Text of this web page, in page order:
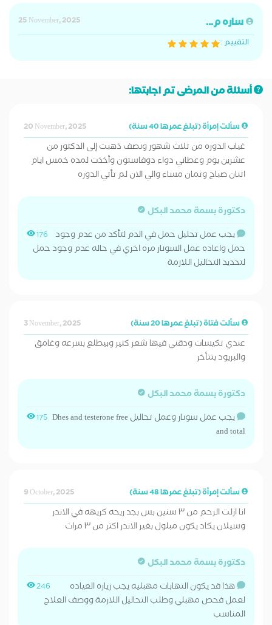
ساره م...
25 November, 2025
التقييم :
أسئلة من المرضى تم اجابتها:
سألت إمرأة (تبلغ عمرها 40 سنة) 20 November, 2025
غياب الدوره من ثلاث شهور ونصف ذهبت إلى الدكتور من
عشرين يوم وعطاني دواء دوفاستون وأخذت لمده خمس ايام
اثنان صباح وثمان مساء والي الان لم تأتي الدوره
دكتورة بسمة محمد البكل
176
يجب عمل تحليل حمل في الدم لتأكد من عدم وجود
حمل واعاده عمل السونار مره اخري في حاله عدم وجود حمل
لتحديد التحاليل اللازمة
سألت فتاة (تبلغ عمرها 20 سنة) 3 November, 2025
عندي تكيسات ودقني فيها شعر كتير وبيطلع بسرعه وغامق
والبريود بتتأخر
دكتورة بسمة محمد البكل
175 يجب عمل سونار وعمل تحاليل Dhes and testerone free
and total
سألت إمرأة (تبلغ عمرها 48 سنة) 9 October, 2025
انا ازلت الرحم من ٣ سنين بس بجد ريحه كريهه في الاندر
وسيلان يكاد يكون مبلول بغير الاندر اكتر من ٣ مرات
دكتورة بسمة محمد البكل
246
هذا قد يكون التهابات مهبليه يجب زياره العياده
لعمل فحص مهبلي وطلب التحاليل اللازمة ووصف العلاج
المناسب